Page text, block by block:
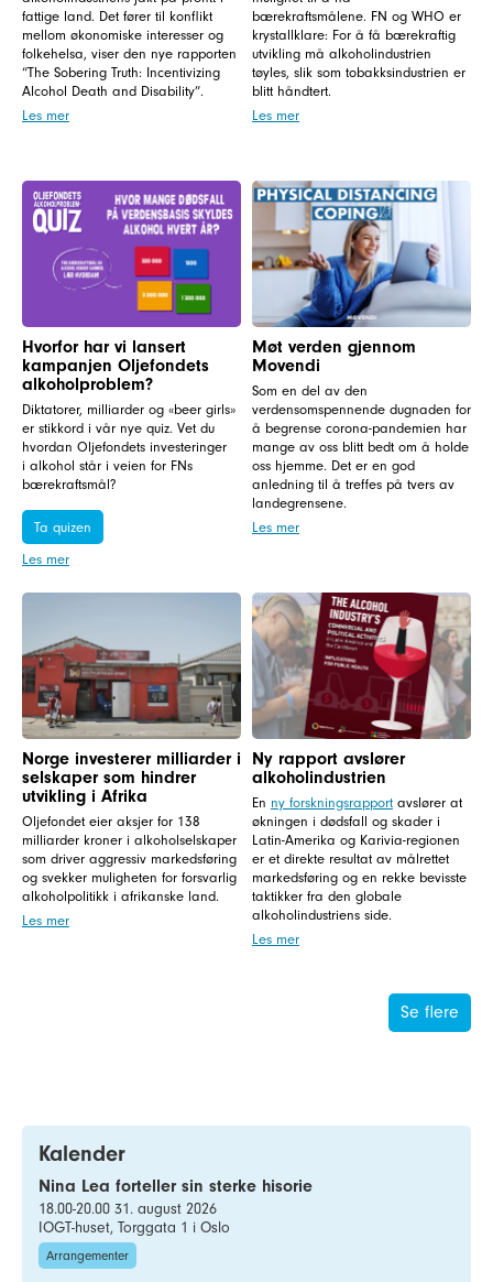
fattige land. Det fører til konflikt
mellom økonomiske interesser og
folkehelsa, viser den nye rapporten
“The Sobering Truth: Incentivizing
Alcohol Death and Disability”.
Les mer
bærekraftsmålene. FN og WHO er
krystallklare: For å få bærekraftig
utvikling må alkoholindustrien
tøyles, slik som tobakksindustrien er
blitt håndtert.
Les mer
Hvorfor har vi lansert
kampanjen Oljefondets
alkoholproblem?
Diktatorer, milliarder og «beer girls»
er stikkord i vår nye quiz. Vet du
hvordan Oljefondets investeringer
i alkohol står i veien for FNs
bærekraftsmål?
Ta quizen
Les mer
Møt verden gjennom
Movendi
Som en del av den
verdensomspennende dugnaden for
å begrense corona-pandemien har
mange av oss blitt bedt om å holde
oss hjemme. Det er en god
anledning til å treffes på tvers av
landegrensene.
Les mer
Norge investerer milliarder i
selskaper som hindrer
utvikling i Afrika
Oljefondet eier aksjer for 138
milliarder kroner i alkoholselskaper
som driver aggressiv markedsføring
og svekker muligheten for forsvarlig
alkoholpolitikk i afrikanske land.
Les mer
Ny rapport avslører
alkoholindustrien
En ny forskningsrapport avslører at
økningen i dødsfall og skader i
Latin-Amerika og Karivia-regionen
er et direkte resultat av målrettet
markedsføring og en rekke bevisste
taktikker fra den globale
alkoholindustriens side.
Les mer
Se flere
Kalender
Nina Lea forteller sin sterke hisorie
18.00-20.00 31. august 2026
IOGT-huset, Torggata 1 i Oslo
Arrangementer